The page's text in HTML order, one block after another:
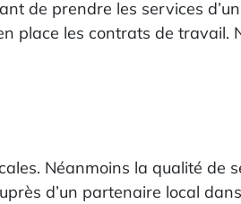
de prendre les services
place les contrats de travail.
Néanmoins la qualité de
d’un partenaire local